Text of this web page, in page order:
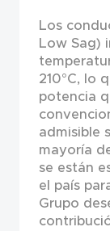
Los
Low Sag)
210°C, lo
potencia
admisible
mayoría
se están
el país
Grupo